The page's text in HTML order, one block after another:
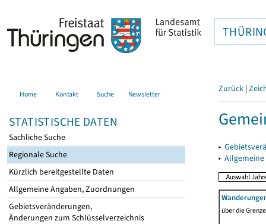
Home Kontakt Suche Newsletter
STATISTISCHE DATEN
Sachliche Suche
Regionale Suche
Kürzlich bereitgestellte Daten
Allgemeine Angaben, Zuordnungen
Gebietsveränderungen,
Änderungen zum Schlüsselverzeichnis
Zurück |
▸
▸
über die